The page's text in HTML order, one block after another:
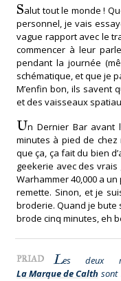
Salut tout le monde !
personnel, je vais
vague rapport avec le
commencer à leur
pendant la journée
schématique, et que je
M’enfin bon, ils savent
et des vaisseaux
Un Dernier Bar avant
minutes à pied de chez
que ça, ça fait du bien
geekerie avec des
Warhammer 40,000 a
remette. Sinon, et je
broderie. Quand je bute
brode cinq minutes, eh
PRIAD Les deux
La Marque de Calth sont